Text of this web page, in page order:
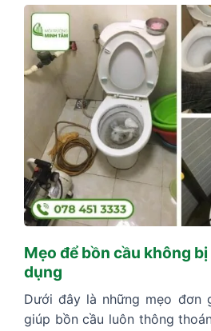
Mẹo để bồn cầu không
dụng
Dưới đây là những mẹo đơn
giúp bồn cầu luôn thông